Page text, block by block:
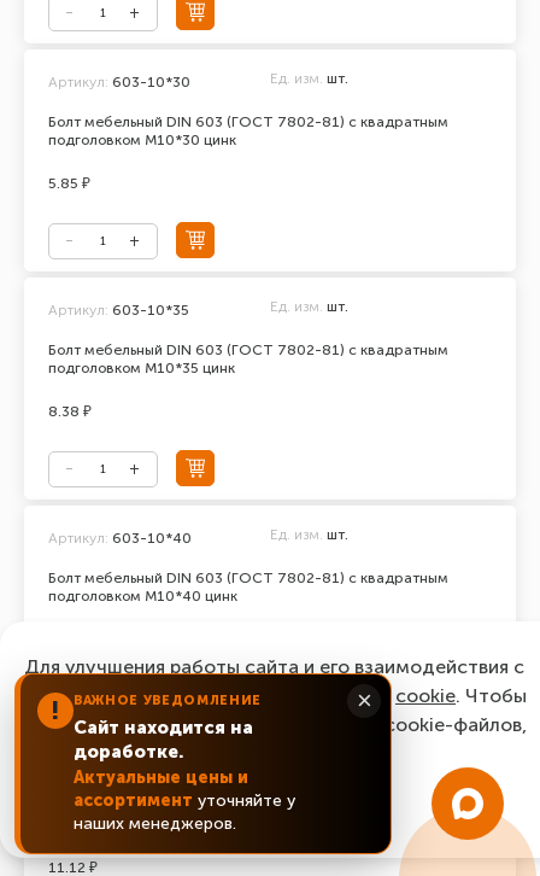
Болт мебельный DIN 603 (ГОСТ 7802-81) с квадратным
подголовком М10*30 цинк
Артикул: 603-10*30 Ед. изм. шт.
5.85 ₽
Болт мебельный DIN 603 (ГОСТ 7802-81) с квадратным
подголовком М10*35 цинк
Артикул: 603-10*35 Ед. изм. шт.
8.38 ₽
Болт мебельный DIN 603 (ГОСТ 7802-81) с квадратным
подголовком М10*40 цинк
Артикул: 603-10*40 Ед. изм. шт.
Болт мебельный DIN 603 (ГОСТ 7802-81) с квадратным
подголовком М10*50 цинк
Артикул:
11.12 ₽
! ВАЖНОЕ УВЕДОМЛЕНИЕ
Сайт находится на
доработке.
Актуальные цены и
ассортимент уточняйте у
наших менеджеров.
×
Для улучшения работы сайта и его взаимодействия с
пользователями мы используем файлы cookie. Чтобы
согласиться с нашим использованием cookie-файлов,
нажмите “Ок, понятно!”
ОК, понятно!